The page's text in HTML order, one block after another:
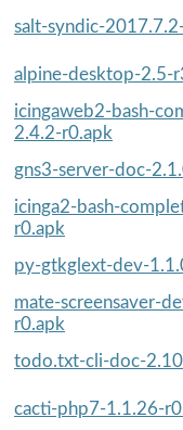
salt-syndic-
alpine-desktop-2.5-
icingaweb2-bash-
2.4.2-r0.apk
gns3-server-doc-
icinga2-bash-
r0.apk
py-gtkglext-dev-
mate-screensaver-
r0.apk
todo.txt-cli-doc-
cacti-php7-1.1.26-